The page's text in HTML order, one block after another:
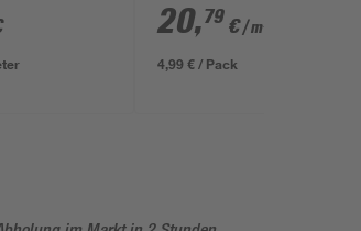
x 16 mm
weiß 600 x 400 x 16
mm
20,79 €/ m²
4,99 € / Pack